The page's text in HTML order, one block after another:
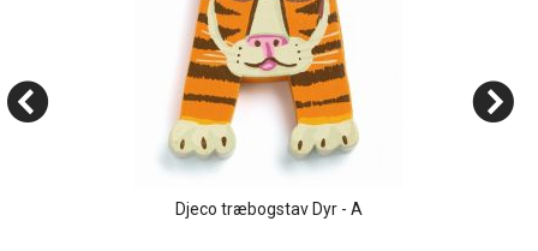
Djeco træbogstav Dyr - A